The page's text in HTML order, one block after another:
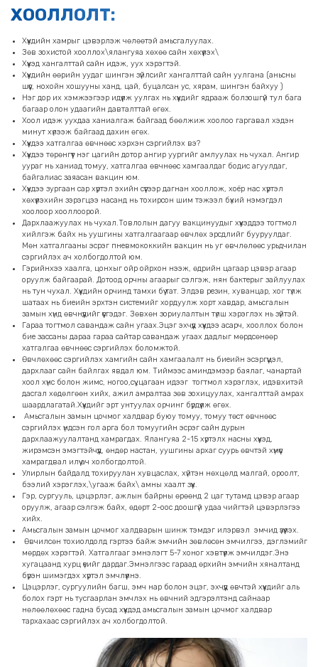
ХООЛЛОЛТ:
Хүүхдийн хамрыг цэвэрлэж чөлөөтэй амьсгалуулах.
Зөв зохистой хооллох\ялангуяа хөхөө сайн хөхүүлэх\
Хүүхэд хангалттай сайн идэж, уух хэрэгтэй.
Хүүхдийн өөрийн уудаг шингэн зүйлсийг хангалттай сайн уулгана (аньсны
шүүс, нохойн хошууны ханд, цай, буцалсан ус, хярам, шингэн байхуу )
Нэг дор их хэмжээгээр идүүлж уулгах нь хүүхдийг ядрааж болзошгүй тул бага
багаар олон удаагийн давталттай өгөх.
Хоол идэж уухдаа ханиалгаж байгаад бөөлжиж хоолоо гаргавал хэдэн
минут хүлээж байгаад дахин өгөх.
Хүүхдээ хатгалгаа өвчнөөс хэрхэн сэргийлэх вэ?
Хүүхдээ төрөнгүүт нэг цагийн дотор ангир уургийг амлуулах нь чухал. Ангир
уураг нь ханиад томуу, хатгалгаа өвчнөөс хамгаалдаг бодис агуулдаг,
байгалиас заяасан вакцин юм.
Хүүхдээ зургаан сар хүртэл эхийн сүүгээр дагнан хооллож, хоёр нас хүртэл
хөхүүлэхийн зэрэгцээ насанд нь тохирсон шим тэжээл бүхий нэмэгдэл
хоолоор хооллоорой.
Дархлаажуулах нь чухал.Товлолын дагуу вакцинуудыг хүүхэддээ тогтмол
хийлгэж байх нь уушгины хатгалгаагаар өвчлөх эрсдлийг бууруулдаг.
Мөн хатгалгааны эсрэг пневмококкийн вакцин нь уг өвчлөлөөс урьдчилан
сэргийлэх ач холбогдолтой юм.
Гэрийнхээ хаалга, цонхыг ойр ойрхон нээж, өдрийн цагаар цэвэр агаар
оруулж байгаарай. Дотоод орчны агаарыг сэлгэж, нян бактерыг зайлуулах
нь тун чухал. Хүүхдийн орчинд тамхи бүү тат. Элдэв резин, хуванцар, хог түлж
шатаах нь биеийн эрхтэн системийг хордуулж хорт хавдар, амьсгалын
замын хүнд өвчнүүдийг үүсгэдэг. Зөвхөн зориулалтын түлш хэрэглэх нь зүйтэй.
Гараа тогтмол савандаж сайн угаах.Эцэг эхчүүд хүүхдээ асарч, хооллох болон
бие зассаны дараа гараа сайтар савандаж угаах дадлыг мөрдсөнөөр
хатгалгаа өвчнөөс сэргийлэх боломжтой.
Өвчлөхөөс сэргийлэх хамгийн сайн хамгаалалт нь биеийн эсэргүүцэл,
дархлааг сайн байлгах явдал юм. Тиймээс аминдэмээр баялаг, чанартай
хоол хүнс болон жимс, ногоо,сүү ,цагаан идээг тогтмол хэрэглэх, идэвхитэй
дасгал хөдөлгөөн хийх, ажил амралтаа зөв зохицуулах, хангалттай амрах
шаардлагатай.Хүүхдийг эрт унтуулах орчинг бүрдүүлж өгөх.
Амьсгалын замын цочмог халдвар буюу томуу, томуу төст өвчнөөс
сэргийлэх үндсэн гол арга бол томуугийн эсрэг сайн дурын
дархлаажуулалтанд хамрагдах. Ялангуяа 2-15 хүртэлх насны хүүхэд,
жирэмсэн эмэгтэйчүүд, өндөр настан, уушгины архаг суурь өвчтэй хүмүүс
хамрагдвал илүү ач холбогдолтой.
Улирлын байдалд тохируулан хувцаслах, хүйтэн нөхцөлд малгай, ороолт,
бээлий хэрэглэх,\угааж байх\ амны хаалт зүүх.
Гэр, сургууль, цэцэрлэг, ажлын байрны өрөөнд 2 цаг тутамд цэвэр агаар
оруулж, агаар сэлгэж байх, өдөрт 2-оос доошгүй удаа чийгтэй цэвэрлэгээ
хийх.
Амьсгалын замын цочмог халдварын шинж тэмдэг илэрвэл эмчид үзүүлэх.
Өвчилсөн тохиолдолд гэртээ байж эмчийн зөвлөсөн эмчилгээ, дэглэмийг
мөрдөх хэрэгтэй. Хатгалгааг эмнэлэгт 5-7 хоног хэвтүүлж эмчилдэг.Энэ
хугацаанд хурц үеийг дардаг.Эмнэлгээс гараад өрхийн эмчийн хяналтанд
бүрэн шимэгдэх хүртэл эмчлүүлнэ.
Цэцэрлэг, сургуулийн багш, эмч нар болон эцэг, эхчүүд өвчтэй хүүхдийг аль
болох гэрт нь тусгаарлан эмчлэх нь өвчний эдгэрэлтэнд сайнаар
нөлөөлөхөөс гадна бусад хүүхдэд амьсгалын замын цочмог халдвар
тархахаас сэргийлэх ач холбогдолтой.